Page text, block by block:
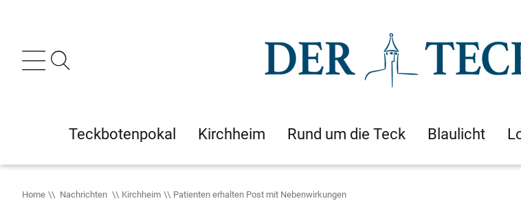
Teckbotenpokal Kirchheim Rund um die Teck Blaulicht
Home Nachrichten Kirchheim Patienten erhalten Post mit Nebenwirkungen